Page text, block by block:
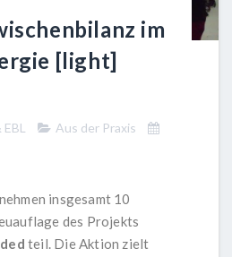
im
[light]
Aus der Praxis
insgesamt 10
des Projekts
teil. Die Aktion zielt